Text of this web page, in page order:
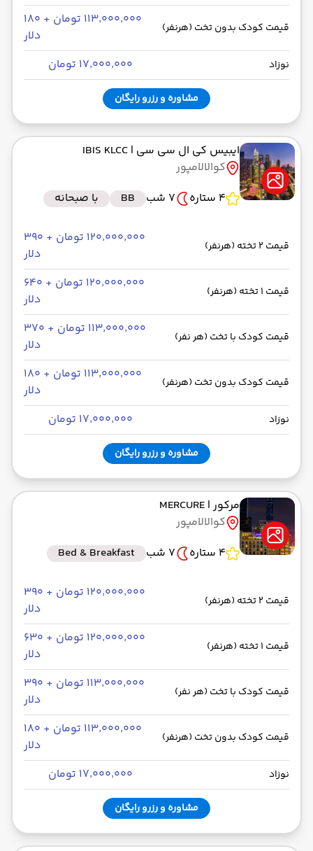
قیمت کودک بدون تخت (هرنفر)
۱۱۳٬۰۰۰٬۰۰۰ تومان + ۱۸۰
دلار
نوزاد ۱۷٬۰۰۰٬۰۰۰ تومان
مشاوره و رزرو رایگان
ایبیس کی ال سی سی | IBIS KLCC
کوالالامپور
4 ستاره
7 شب BB با صبحانه
قیمت 2 تخته (هرنفر)
۱۲۰٬۰۰۰٬۰۰۰ تومان + ۳۹۰
دلار
قیمت 1 تخته (هرنفر)
۱۲۰٬۰۰۰٬۰۰۰ تومان + ۶۴۰
دلار
قیمت کودک با تخت (هر نفر)
۱۱۳٬۰۰۰٬۰۰۰ تومان + ۳۷۰
دلار
قیمت کودک بدون تخت (هرنفر)
۱۱۳٬۰۰۰٬۰۰۰ تومان + ۱۸۰
دلار
نوزاد ۱۷٬۰۰۰٬۰۰۰ تومان
مشاوره و رزرو رایگان
مرکور| MERCURE
کوالالامپور
4 ستاره
7 شب Bed & Breakfast
قیمت 2 تخته (هرنفر)
۱۲۰٬۰۰۰٬۰۰۰ تومان + ۳۹۰
دلار
قیمت 1 تخته (هرنفر)
۱۲۰٬۰۰۰٬۰۰۰ تومان + ۶۳۰
دلار
قیمت کودک با تخت (هر نفر)
۱۱۳٬۰۰۰٬۰۰۰ تومان + ۳۹۰
دلار
قیمت کودک بدون تخت (هرنفر)
۱۱۳٬۰۰۰٬۰۰۰ تومان + ۱۸۰
دلار
نوزاد ۱۷٬۰۰۰٬۰۰۰ تومان
مشاوره و رزرو رایگان